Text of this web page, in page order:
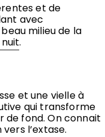
et de
avec
milieu de la
.
et une vielle à
qui transforme
de fond. On connait
l’extase.